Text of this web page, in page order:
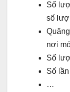
Số
số
nơi
Số
Số
…